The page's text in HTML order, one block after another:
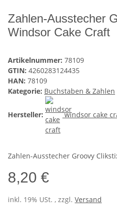
Zahlen-Ausstecher
Windsor Cake Craft
Artikelnummer: 78109
GTIN: 4260283124435
HAN: 78109
Kategorie: Buchstaben & Zahlen
Hersteller: windsor cake
Zahlen-Ausstecher Groovy
8,20 €
inkl. 19% USt. , zzgl. Versand